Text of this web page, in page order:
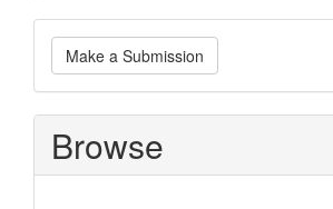
Make
a
Submission
Make a Submission
Browse